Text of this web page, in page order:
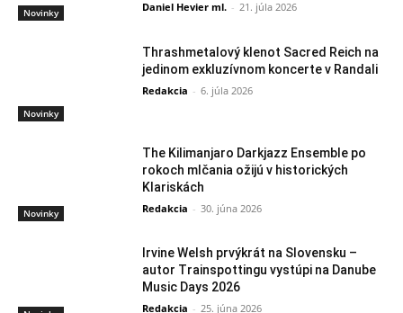
Novinky Daniel Hevier ml. - 21. júla 2026
Novinky
Thrashmetalový klenot Sacred Reich na
jedinom exkluzívnom koncerte v Randali
Redakcia - 6. júla 2026
Novinky
The Kilimanjaro Darkjazz Ensemble po
rokoch mlčania ožijú v historických
Klariskách
Redakcia - 30. júna 2026
Irvine Welsh prvýkrát na Slovensku –
autor Trainspottingu vystúpi na Danube
Music Days 2026
Redakcia - 25. júna 2026